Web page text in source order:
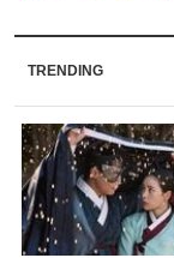
TRENDING